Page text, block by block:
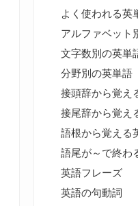
よく使われる英
アルファベット
文字数別の英単
分野別の英単語
接頭辞から覚え
接尾辞から覚え
語根から覚える
語尾が～で終わ
英語フレーズ
英語の句動詞